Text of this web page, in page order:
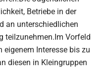
Betriebe in der
an unterschiedlichen
teilzunehmen.Im Vorfeld
Interesse bis zu
diesen in Kleingruppen